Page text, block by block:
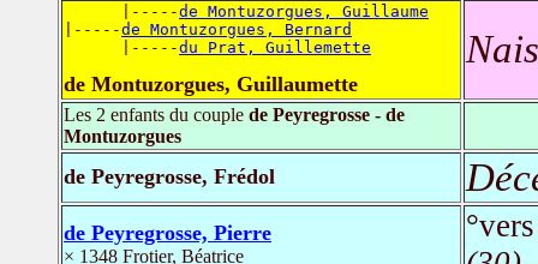
      |-----
de Montuzorgues, Guillaume
|-----de Montuzorgues, Bernard
      |-----
du Prat, Guillemette
de Montuzorgues, Guillaumette
Les 2 enfants du couple de Peyregrosse - de
Montuzorgues
de Peyregrosse, Frédol
de Peyregrosse, Pierre
× 1348 Frotier, Béatrice